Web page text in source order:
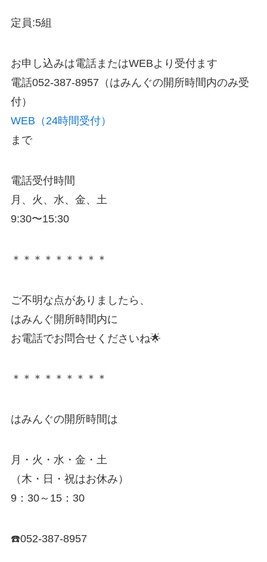
定員:5組
お申し込みは電話またはWEBより受付ます
電話052-387-8957（はみんぐの開所時間内のみ受
付）
WEB（24時間受付）
まで
電話受付時間
月、火、水、金、土
9:30〜15:30
＊＊＊＊＊＊＊＊＊
ご不明な点がありましたら、
はみんぐ開所時間内に
お電話でお問合せくださいね🌟
＊＊＊＊＊＊＊＊＊
はみんぐの開所時間は
月・火・水・金・土
（木・日・祝はお休み）
9：30～15：30
☎️052-387-8957